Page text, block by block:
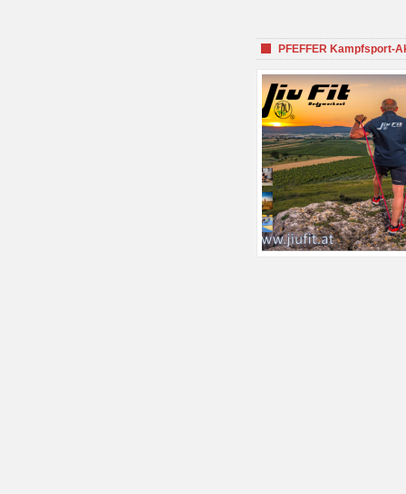
PFEFFER Kampfsport-